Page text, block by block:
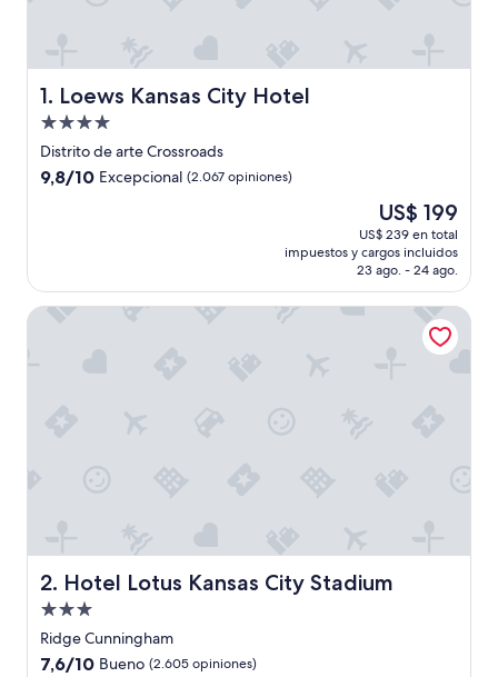
1. Loews Kansas City Hotel
Loews Kansas City Hotel
Propiedad
de
4.0
Distrito de arte Crossroads
9.8
9,8/10 Excepcional (2.067 opiniones)
El
precio
actual
es
de
US$ 199
US$ 199
US$ 239 en total
impuestos y cargos incluidos
23 ago. - 24 ago.
2. Hotel Lotus Kansas City Stadium
Hotel Lotus Kansas City Stadium
Propiedad
de
3.0
Ridge Cunningham
7.6
7,6/10 Bueno (2.605 opiniones)
Hotel Lotus Kansas City Stadium